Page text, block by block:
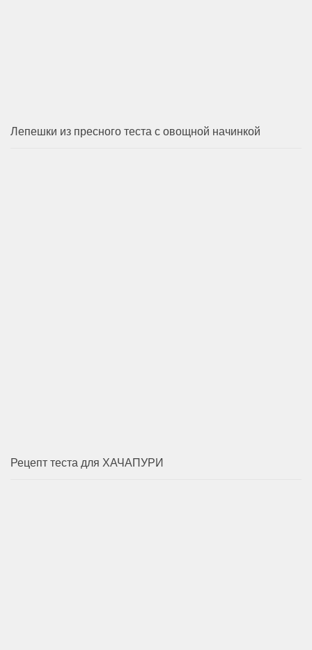
Лепешки из пресного теста с овощной начинкой
Рецепт теста для ХАЧАПУРИ